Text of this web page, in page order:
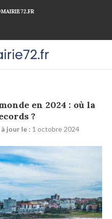
en 2024 : où la
?
jour le : 1 octobre 2024